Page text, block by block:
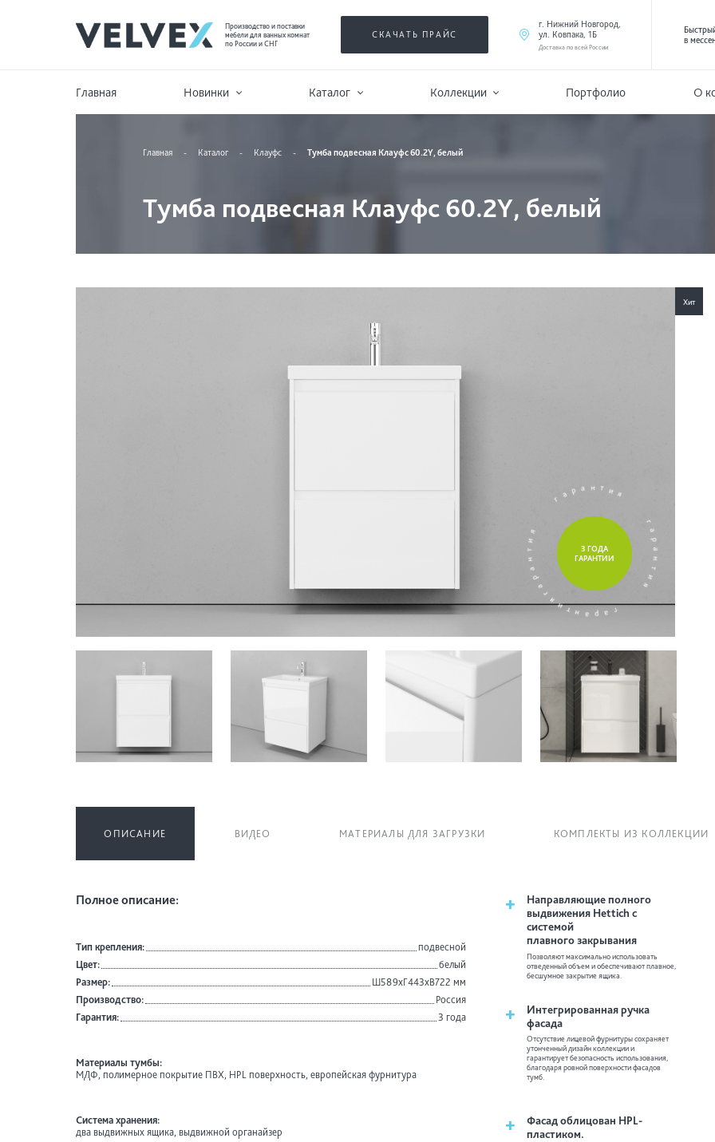
Производство и поставки
мебели для ванных комнат
по России и СНГ
СКАЧАТЬ ПРАЙС
г. Нижний Новгород,
ул. Ковпака, 1Б
Доставка по всей России
в
Главная Новинки Каталог Коллекции Портфолио О
Главная - Каталог - Клауфс - Тумба подвесная Клауфс 60.2Y, белый
Тумба подвесная Клауфс 60.2Y, белый
Хит
г
а
р
а
н
г а р а н
г
а
р
а
н
я
г
а
р
а
н
т
и
я
3 ГОДА
ГАРАНТИИ
ОПИСАНИЕ ВИДЕО МАТЕРИАЛЫ ДЛЯ ЗАГРУЗКИ КОМПЛЕКТЫ ИЗ КОЛЛЕКЦИИ
Полное описание:
Тип крепления:
подвесной
Цвет:
белый
Размер:
Ш589хГ443хВ722 мм
Производство:
Россия
Гарантия:
3 года
Материалы тумбы:
МДФ, полимерное покрытие ПВХ, HPL поверхность, европейская фурнитура
Система хранения:
два выдвижных ящика, выдвижной органайзер
+
Направляющие полного
выдвижения Hettich с
системой
плавного закрывания
Позволяют максимально использовать
отведенный объем и обеспечивают плавное,
бесшумное закрытие ящика.
+
Интегрированная ручка
фасада
Отсутствие лицевой фурнитуры сохраняет
утонченный дизайн коллекции и
гарантирует безопасность использования,
благодаря ровной поверхности фасадов
тумб.
+
Фасад облицован HPL-
пластиком.